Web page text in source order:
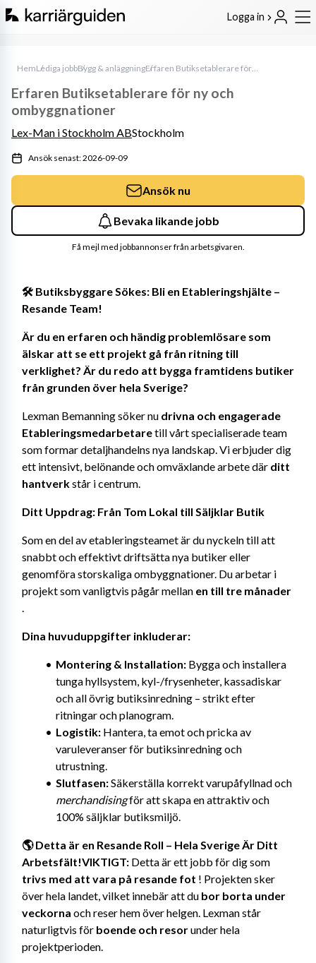
Logga in
HemLediga jobbBygg & anläggning Erfaren Butiksetablerare för ny och ombyggnationer
🛠️ Butiksbyggare Sökes: Bli en Etableringshjälte –
Resande Team!
Är du en erfaren och händig problemlösare som
älskar att se ett projekt gå från ritning till
verklighet? Är du redo att bygga framtidens butiker
från grunden över hela Sverige?
Lexman Bemanning söker nu drivna och engagerade
Etableringsmedarbetare till vårt specialiserade team
som formar detaljhandelns nya landskap. Vi erbjuder dig
ett intensivt, belönande och omväxlande arbete där ditt
hantverk står i centrum.
Ditt Uppdrag: Från Tom Lokal till Säljklar Butik
Som en del av etableringsteamet är du nyckeln till att
snabbt och effektivt driftsätta nya butiker eller
genomföra storskaliga ombyggnationer. Du arbetar i
projekt som vanligtvis pågår mellan en till tre månader
.
Dina huvuduppgifter inkluderar:
Montering & Installation: Bygga och installera
tunga hyllsystem, kyl-/frysenheter, kassadiskar
och all övrig butiksinredning – strikt efter
ritningar och planogram.
Logistik: Hantera, ta emot och pricka av
varuleveranser för butiksinredning och
utrustning.
Slutfasen:
Säkerställa korrekt varupåfyllnad och
merchandising för att skapa en attraktiv och
100% säljklar butiksmiljö.
🌎 Detta är en Resande Roll – Hela Sverige Är Ditt
Arbetsfält!VIKTIGT:
trivs med att vara på resande fot ! Projekten sker
över hela landet, vilket innebär att du bor borta under
veckorna och reser hem över helgen. Lexman står
naturligtvis för boende och resor under hela
projektperioden.
Erfaren Butiksetablerare för ny och
ombyggnationer
Lex-Man i Stockholm ABStockholm
Ansök senast: 2026-09-09
Ansök nu
Bevaka likande jobb
Få mejl med jobbannonser från arbetsgivaren.